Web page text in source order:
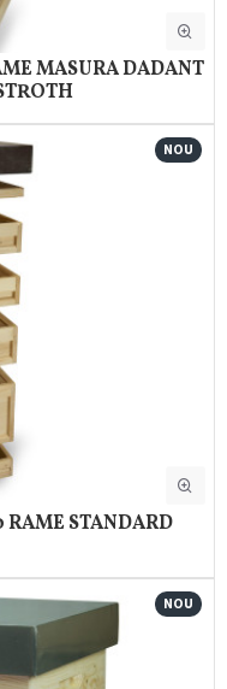
MASURA DADANT
NOU
RAME STANDARD
NOU